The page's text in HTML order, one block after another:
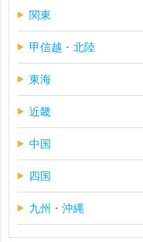
関東
甲信越・北陸
東海
近畿
中国
四国
九州・沖縄